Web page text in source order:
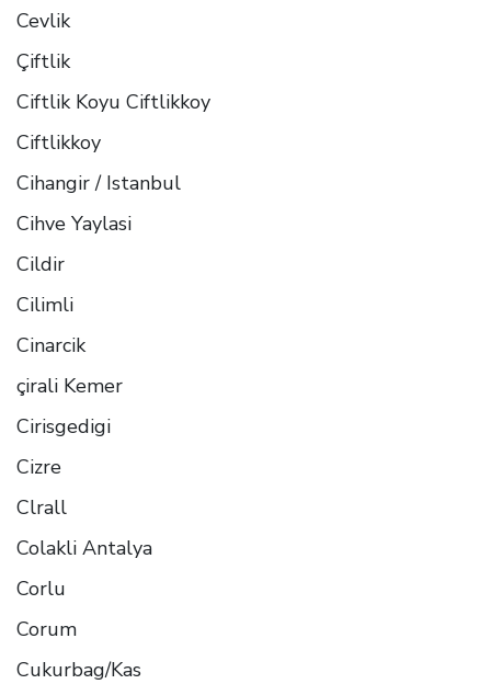
Cevlik
Çiftlik
Ciftlik Koyu Ciftlikkoy
Ciftlikkoy
Cihangir / Istanbul
Cihve Yaylasi
Cildir
Cilimli
Cinarcik
çirali Kemer
Cirisgedigi
Cizre
Clrall
Colakli Antalya
Corlu
Corum
Cukurbag/Kas